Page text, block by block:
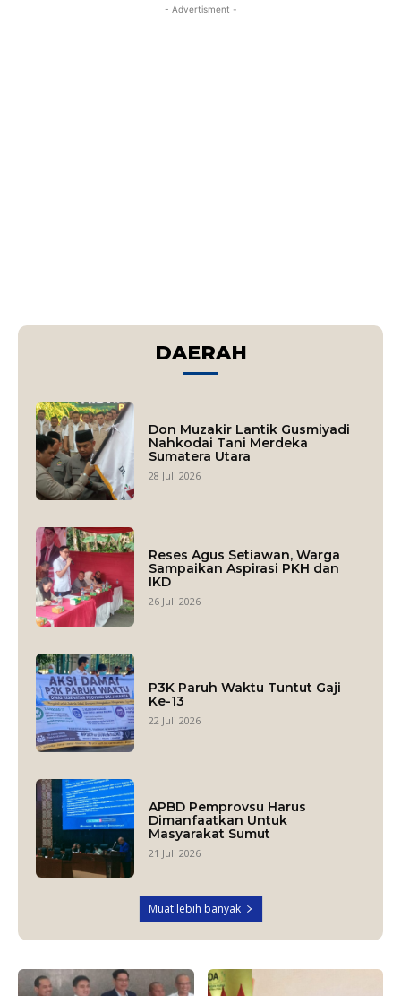
- Advertisment -
DAERAH
Don Muzakir Lantik Gusmiyadi
Nahkodai Tani Merdeka
Sumatera Utara
28 Juli 2026
Reses Agus Setiawan, Warga
Sampaikan Aspirasi PKH dan
IKD
26 Juli 2026
P3K Paruh Waktu Tuntut Gaji
Ke-13
22 Juli 2026
APBD Pemprovsu Harus
Dimanfaatkan Untuk
Masyarakat Sumut
21 Juli 2026
Muat lebih banyak